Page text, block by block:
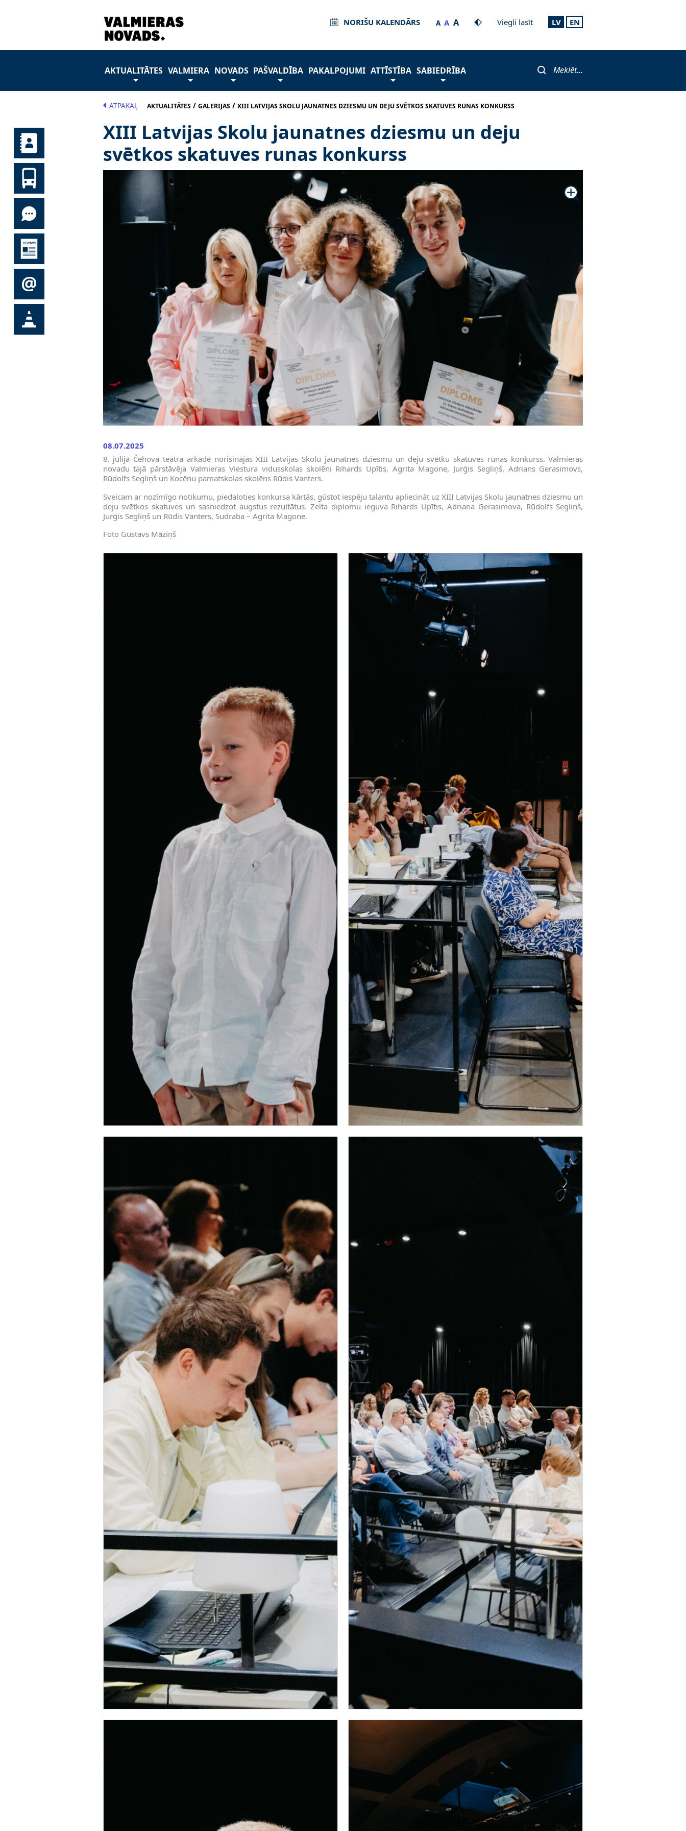
NORIŠU KALENDĀRS A A A Viegli lasīt LV EN
AKTUALITĀTES VALMIERA NOVADS PAŠVALDĪBA PAKALPOJUMI ATTĪSTĪBA SABIEDRĪBA Meklēt...
ATPAKAĻ AKTUALITĀTES/ GALERIJAS/ XIII LATVIJAS SKOLU JAUNATNES DZIESMU UN DEJU SVĒTKOS SKATUVES RUNAS KONKURSS
XIII Latvijas Skolu jaunatnes dziesmu un deju
svētkos skatuves runas konkurss
08.07.2025
8. jūlijā Čehova teātra arkādē norisinājās XIII Latvijas Skolu jaunatnes dziesmu un deju svētku skatuves runas konkurss. Valmieras
novadu tajā pārstāvēja Valmieras Viestura vidusskolas skolēni Rihards Upītis, Agrita Magone, Jurģis Segliņš, Adrians Gerasimovs,
Rūdolfs Segliņš un Kocēnu pamatskolas skolēns Rūdis Vanters.
Sveicam ar nozīmīgo notikumu, piedaloties konkursa kārtās, gūstot iespēju talantu apliecināt uz XIII Latvijas Skolu jaunatnes dziesmu un
deju svētkos skatuves un sasniedzot augstus rezultātus. Zelta diplomu ieguva Rihards Upītis, Adriana Gerasimova, Rūdolfs Segliņš,
Jurģis Segliņš un Rūdis Vanters, Sudraba – Agrita Magone.
Foto Gustavs Māziņš